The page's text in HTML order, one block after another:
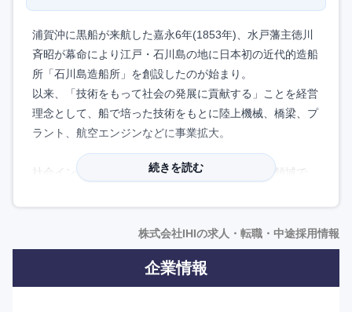
浦賀沖に黒船が来航した嘉永6年(1853年)、水戸藩主徳川
斉昭が幕命により江戸・石川島の地に日本初の近代的造船
所「石川島造船所」を創設したのが始まり。
以来、「技術をもって社会の発展に貢献する」ことを経営
理念として、船で培った技術をもとに陸上機械、橋梁、プ
ラント、航空エンジンなどに事業拡大。
社会インフラ、生産設備、輸送用機械などの事業領域で、
各種制度や処遇も充実。
特に長期休暇が充実しており、夏休みと盆休みをそれぞれ
取得できることは大きな魅力。
続きを読む
株式会社IHIの求人・転職・中途採用情報
企業情報